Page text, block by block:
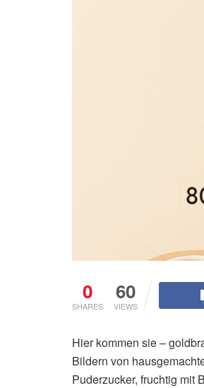
0
SHARES
60
VIEWS
Hier kommen sie –
Bildern von
Puderzucker, fruchtig mit